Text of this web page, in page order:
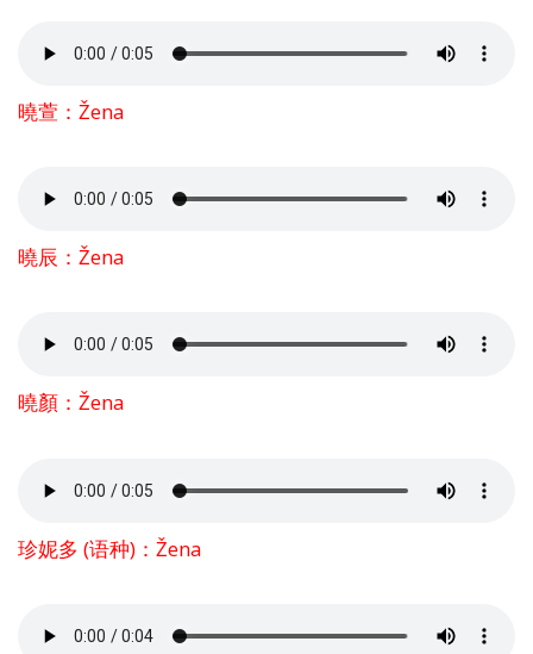
曉萱：Žena
曉辰：Žena
曉顏：Žena
珍妮多 (语种)：Žena